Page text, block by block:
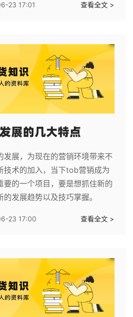
23 17:01 查看全文 >
展的几大特点
发展，为现在的营销环境带来不
技术的加入，当下tob营销成为
要的一个项目，要是想抓住新的
发展趋势以及技巧掌握。
23 17:00 查看全文 >